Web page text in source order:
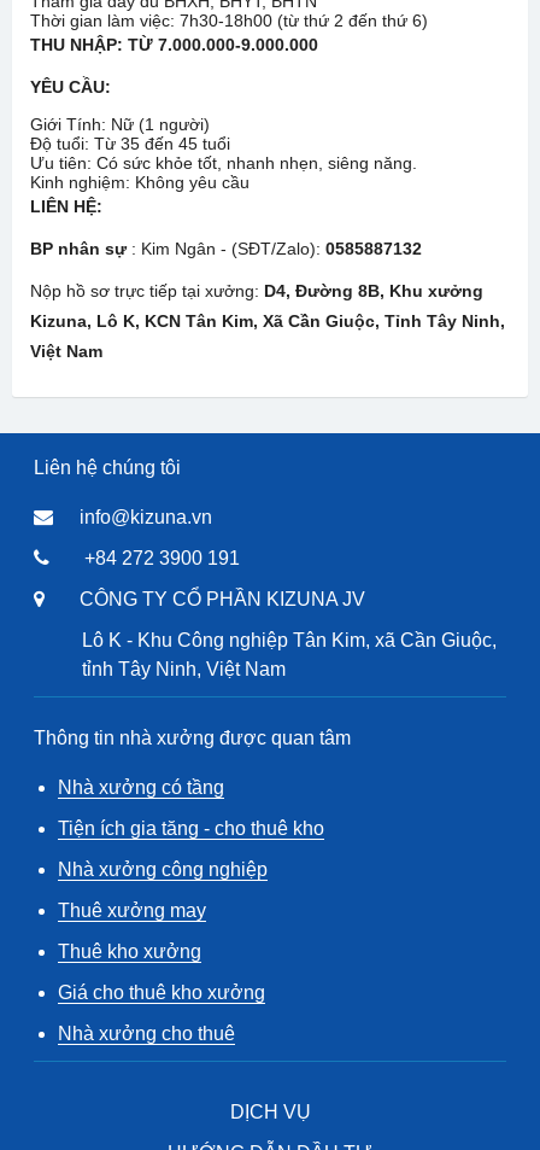
Thời gian làm việc: 7h30-18h00 (từ thứ 2 đến thứ 6)
THU NHẬP: TỪ 7.000.000-9.000.000
YÊU CẦU:
Giới Tính: Nữ (1 người)
Độ tuổi: Từ 35 đến 45 tuổi
Ưu tiên: Có sức khỏe tốt, nhanh nhẹn, siêng năng.
Kinh nghiệm: Không yêu cầu
LIÊN HỆ:
BP nhân sự: Kim Ngân - (SĐT/Zalo): 0585887132
Nộp hồ sơ trực tiếp tại xưởng: D4, Đường 8B, Khu xưởng
Kizuna, Lô K, KCN Tân Kim, Xã Cần Giuộc, Tỉnh Tây Ninh,
Việt Nam
Liên hệ chúng tôi
info@kizuna.vn
+84 272 3900 191
CÔNG TY CỔ PHẦN KIZUNA JV
Lô K - Khu Công nghiệp Tân Kim, xã Cần Giuộc,
tỉnh Tây Ninh, Việt Nam
Thông tin nhà xưởng được quan tâm
Nhà xưởng có tầng
Tiện ích gia tăng - cho thuê kho
Nhà xưởng công nghiệp
Thuê xưởng may
Thuê kho xưởng
Giá cho thuê kho xưởng
Nhà xưởng cho thuê
DỊCH VỤ